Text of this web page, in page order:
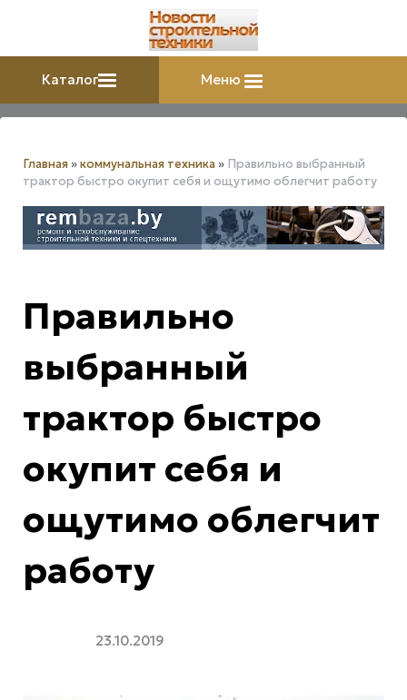
Каталог Меню
Главная »коммунальная техника » Правильно выбранный
трактор быстро окупит себя и ощутимо облегчит работу
Правильно
выбранный
трактор быстро
окупит себя и
ощутимо облегчит
работу
23.10.2019